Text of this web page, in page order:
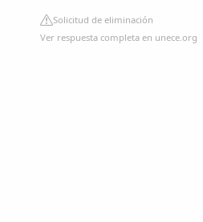
Solicitud de eliminación
Ver respuesta completa en unece.org